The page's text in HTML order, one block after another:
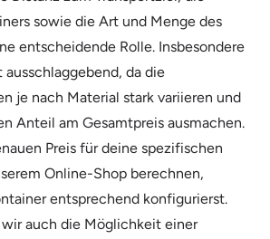
sowie die Art und Menge des
entscheidende Rolle. Insbesondere
da die
je nach Material stark variieren und
Anteil am Gesamtpreis ausmachen.
Preis für deine spezifischen
Online-Shop berechnen,
entsprechend konfigurierst.
auch die Möglichkeit einer